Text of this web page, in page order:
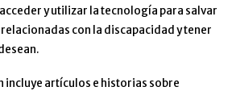
y utilizar la tecnología para salvar
relacionadas con la discapacidad y tener
incluye artículos e historias sobre